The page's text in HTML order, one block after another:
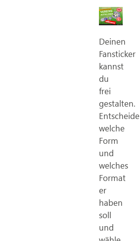
Deinen
Fansticker
kannst
du
frei
gestalten.
Entscheide
welche
Form
und
welches
Format
er
haben
soll
und